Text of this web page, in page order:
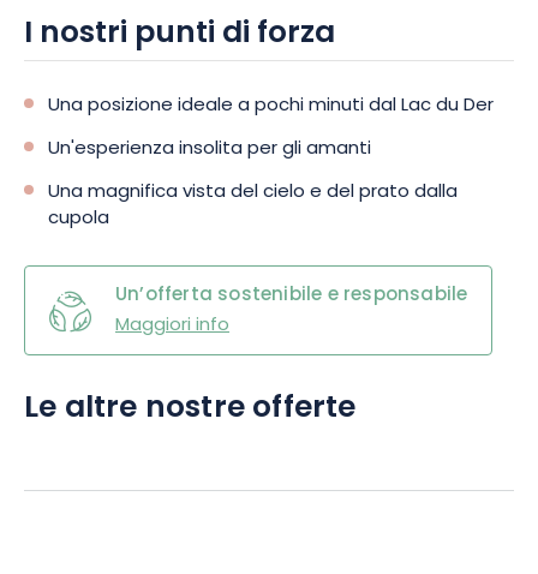
I nostri punti di forza
Una posizione ideale a pochi minuti dal Lac du Der
Un'esperienza insolita per gli amanti
Una magnifica vista del cielo e del prato dalla
cupola
Un’offerta sostenibile e responsabile
Maggiori info
Le altre nostre offerte